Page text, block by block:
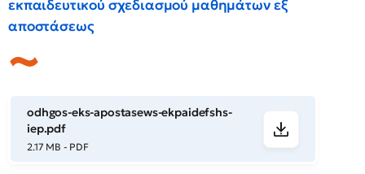
εκπαιδευτικού σχεδιασμού μαθημάτων εξ
αποστάσεως
odhgos-eks-apostasews-ekpaidefshs-
iep.pdf
2.17 MB - PDF